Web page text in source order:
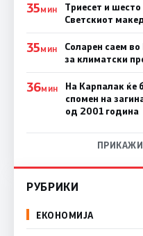
35МИН
Триесет и
Светскиот
35МИН
Соларен саем
за климатски
36МИН
На Карпалак ќе
спомен на
од 2001 година
РУБРИКИ
ЕКОНОМИЈА